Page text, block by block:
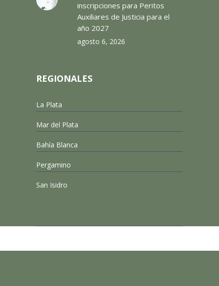
inscripciones para Peritos
Auxiliares de Justicia para el
año 2027
agosto 6, 2026
REGIONALES
La Plata
Mar del Plata
Bahía Blanca
Pergamino
San Isidro